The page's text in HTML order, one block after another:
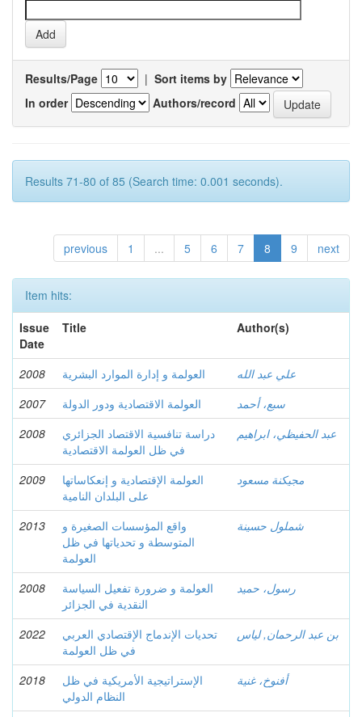
Results/Page | Sort items by
In order
Authors/record
Results 71-80 of 85 (Search time: 0.001 seconds).
previous 1 ... 5 6 7 8 9 next
Item hits:
Issue
Date
Title Author(s)
2008 العولمة و إدارة الموارد البشرية
علي عبد الله
2007
العولمة الاقتصادية ودور الدولة
سبع، أحمد
2008
دراسة تنافسية الاقتصاد الجزائري
في ظل العولمة الاقتصادية
عبد الحفيظي، ابراهيم
2009
العولمة الإقتصادية و إنعكاساتها
على البلدان النامية
مجيكنة مسعود
2013
واقع المؤسسات الصغيرة و
المتوسطة و تحدياتها في ظل
العولمة
شملول حسينة
2008
العولمة و ضرورة تفعيل السياسة
النقدية في الجزائر
رسول، حميد
2022
تحديات الإندماج الإقتصادي العربي
في ظل العولمة
بن عبد الرحمان, لياس
2018
الإستراتيجية الأمريكية في ظل
النظام الدولي
أفنوخ، غنية